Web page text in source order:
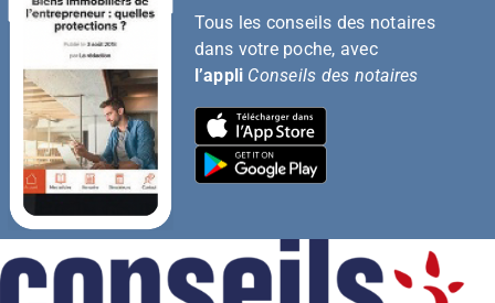
Tous les conseils des notaires
dans votre poche, avec
l’appli Conseils des notaires